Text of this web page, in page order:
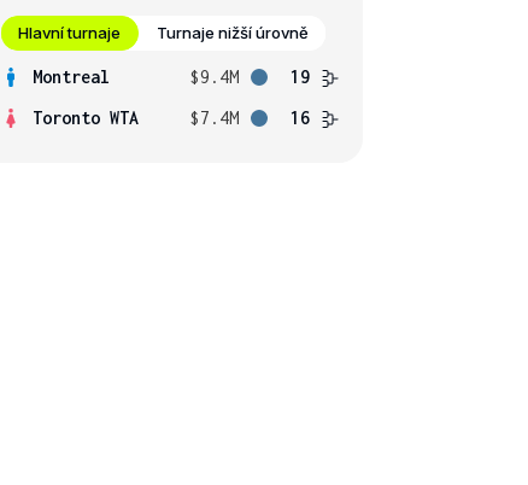
Hlavní turnaje Turnaje nižší úrovně
Montreal $9.4M
19
Toronto WTA
$7.4M 16